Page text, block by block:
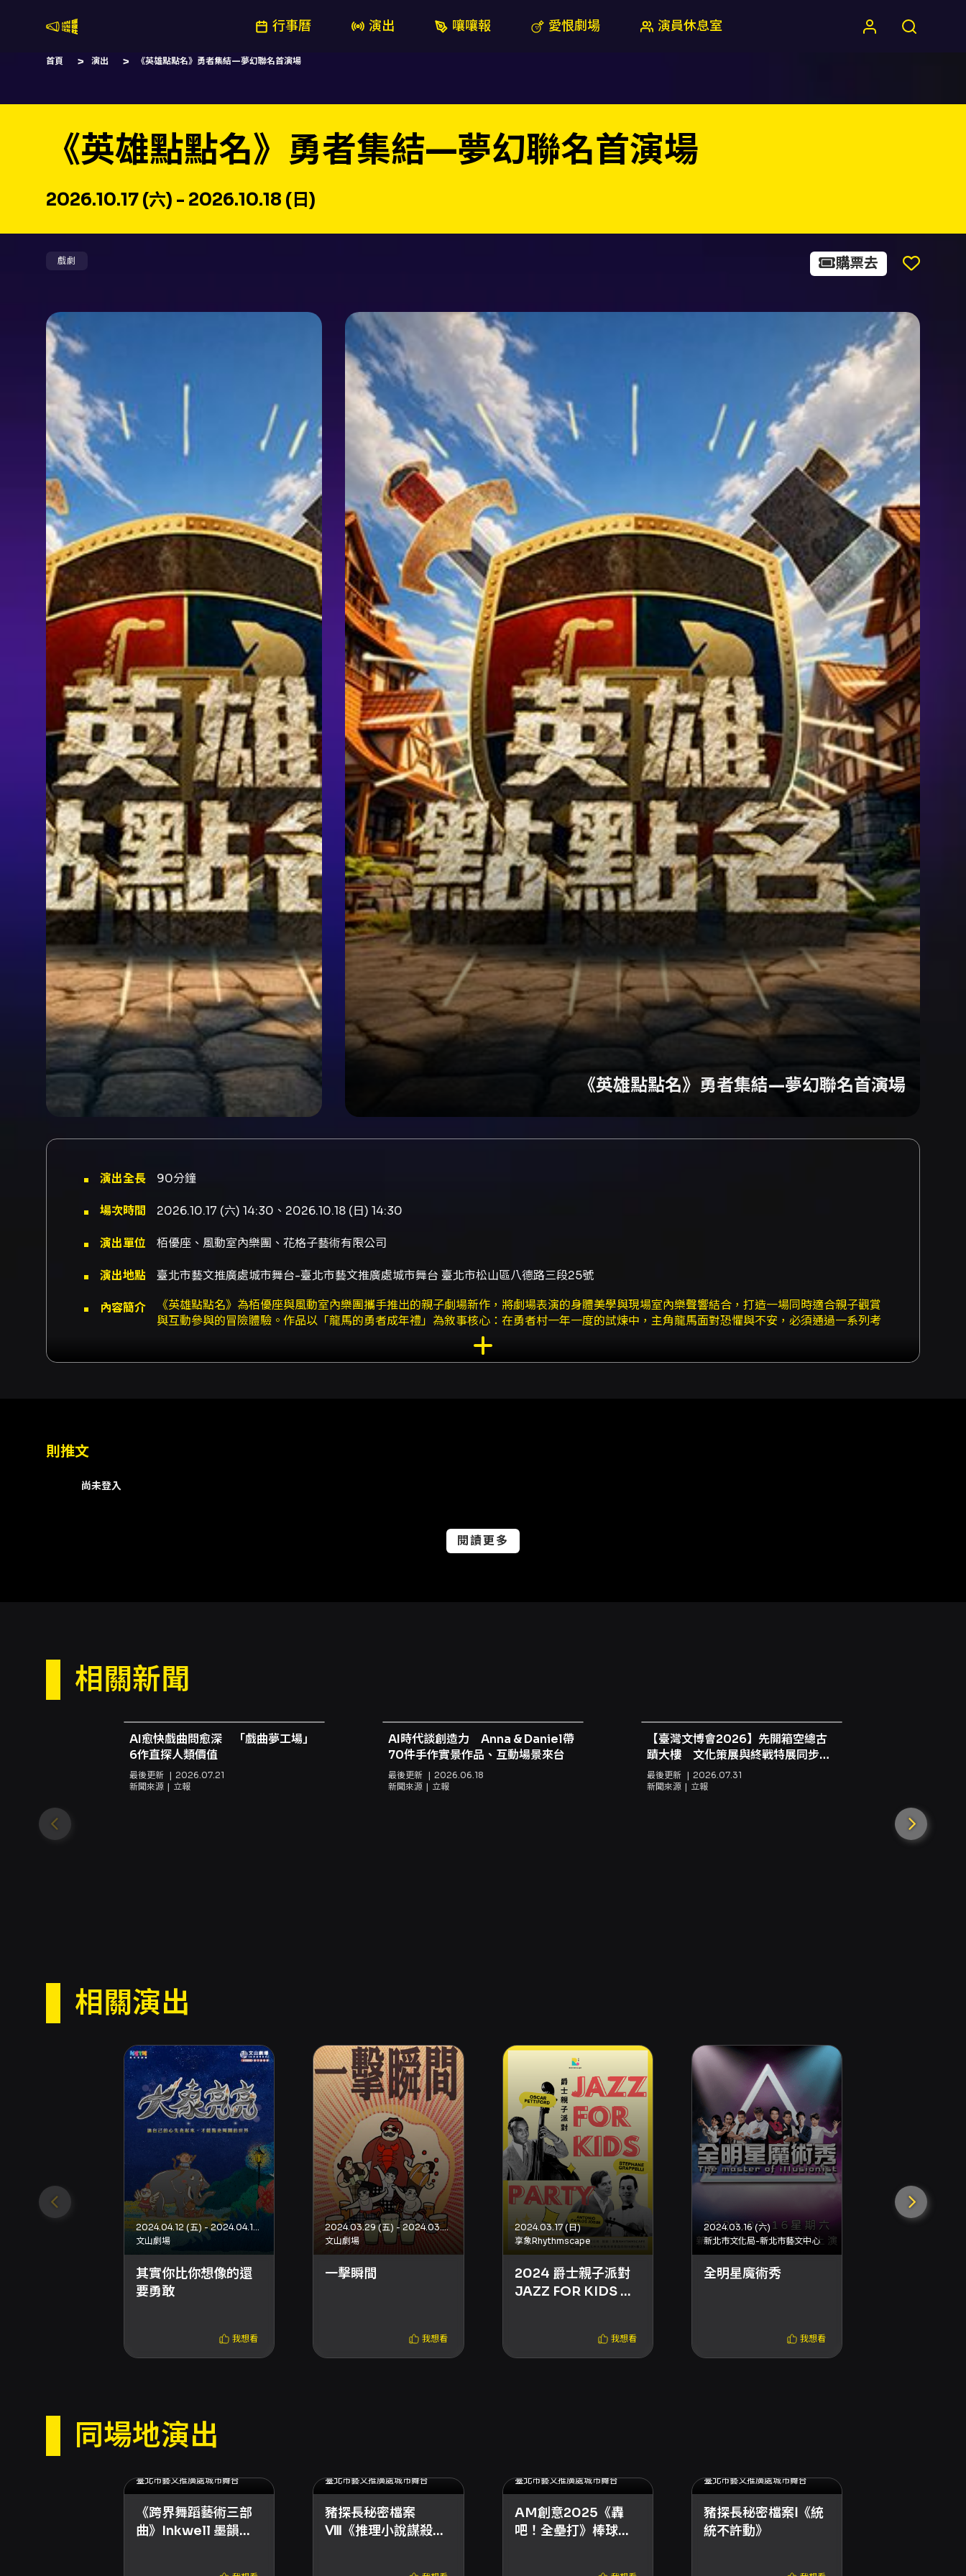
行事曆 演出 嚷嚷報 愛恨劇場 演員休息室
首頁 演出 《英雄點點名》勇者集結—夢幻聯名首演場
《英雄點點名》勇者集結—夢幻聯名首演場
2026.10.17 (六) - 2026.10.18 (日)
戲劇 購票去
《英雄點點名》勇者集結—夢幻聯名首演場
演出全長 90分鐘
場次時間 2026.10.17 (六) 14:30、2026.10.18 (日) 14:30
演出單位 栢優座、風動室內樂團、花格子藝術有限公司
演出地點 臺北市藝文推廣處城市舞台-臺北市藝文推廣處城市舞台 臺北市松山區八德路三段25號
內容簡介
《英雄點點名》為栢優座與風動室內樂團攜手推出的親子劇場新作，將劇場表演的身體美學與現場室內樂聲響結合，打造一場同時適合親子觀賞
與互動參與的冒險體驗。作品以「龍馬的勇者成年禮」為敘事核心：在勇者村一年一度的試煉中，主角龍馬面對恐懼與不安，必須通過一系列考
驗進而找回自信。故事架構適合孩童的情感經驗，透過冒險任務與集體互動，呈現勇氣、團隊合作與自我成長的主題，對家長與孩子而言具備明
確的情感引導與教育性價值。 本作的舞台語彙強調武術身段與節奏化動作，由栢優座呈現俐落的武打與身段動作，結合擊鼓等視覺與體能張
2026/5/22（五）12:00起開賣，兩場演出分別為2026/10/17與2026/10/18下午14:30，演出地點為臺北市藝文推廣處城市舞台。 總結而言，
《英雄點點名》以親子友善的冒險敘事為核心，透過武術身段的舞台表演與風動室內樂團的現場音樂，提供一場兼具參與感與藝術審美的家庭觀
賞體驗。對於家長期待孩子在寓教於樂的環境中學習勇氣、團隊互動與自我挑戰，或是大人希望在親子活動中享受高品質現場音樂與劇場表現的
錄，入場即視為同意個人肖像用於宣傳。演出過程中禁止錄影、錄音與拍照，僅限謝幕時拍照。 - 物品安全：場內全面禁煙，觀眾席禁止飲食、
攜帶危險物品；演出期間請將手機調為靜音或關機。 - 無障礙服務：如需輪椅席或其他無障礙協助，請於購票時告知以利安排；輪椅席若有人使
用，可能會影響後方座位視線，購票前請留意。 購票、取票與退換票： - 售票資訊：票務自2026/5/22（五）12:00起啟售，兩場分別為
購買（信用卡、Apple Pay、Google Pay、ATM 轉帳；請先加入會員）、分銷點購買（現金、信用卡）、超商購票（現金，7-ELEVEN
ibon、全家 FamiPort、萊爾富 Life-ET）。超商購票僅提供電腦自動選位，單筆訂單最多8張票。 - 取票方式：取票方式請依結帳頁面顯示為
準；超商取票每張票需支付10元手續費。也提供國內郵寄（另收郵資）及部分場館或主辦單位提供電子票。 - 退換票及手續：退票最遲須在演出
日10日前（不含演出日）辦理，逾期無法受理。退票每張收取票面售價10%手續費；換票視同退票，需退票後重新購買。退票申請請依
OPENTIX 平台退訂流程或臨櫃/郵寄等指定方式辦理，退款作業依系統與銀行流程處理。 - 特別說明：若購票時使用文化幣或點數折抵，退票
則推文
尚未登入
閱讀更多
相關新聞
AI愈快戲曲問愈深 「戲曲夢工場」
6作直探人類價值
最後更新
2026.07.21
新聞來源
立報
AI時代談創造力 Anna & Daniel帶
70件手作實景作品、互動場景來台
最後更新
2026.06.18
新聞來源
立報
【臺灣文博會2026】先開箱空總古
蹟大樓 文化策展與終戰特展同步登
場
最後更新
2026.07.31
新聞來源
立報
相關演出
2024.04.12 (五) - 2024.04.14 (日)
文山劇場
其實你比你想像的還
要勇敢
我想看
2024.03.29 (五) - 2024.03.31 (日)
文山劇場
一擊瞬間
我想看
2024.03.17 (日)
享象Rhythmscape
2024 爵士親子派對
JAZZ FOR KIDS 每
我想看
2024.03.16 (六)
新北市文化局-新北市藝文中心
全明星魔術秀
我想看
同場地演出
臺北市藝文推廣處城市舞台
《跨界舞蹈藝術三部
曲》Inkwell 墨韻狂
臺北市藝文推廣處城市舞台
豬探長秘密檔案
Ⅷ《推理小說謀殺
臺北市藝文推廣處城市舞台
AM創意2025《轟
吧！全壘打》棒球音
臺北市藝文推廣處城市舞台
豬探長秘密檔案Ⅰ《統
統不許動》